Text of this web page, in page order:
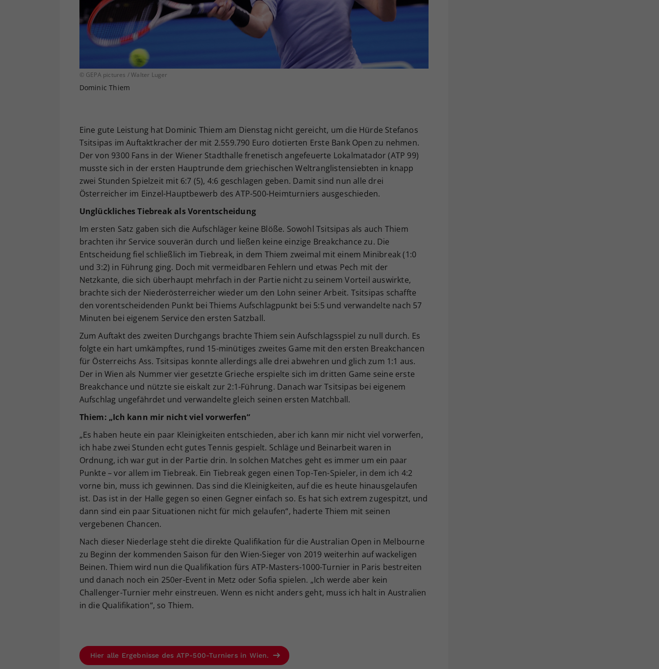
© GEPA pictures / Walter Luger
Dominic Thiem
Eine gute Leistung hat Dominic Thiem am Dienstag nicht gereicht, um die Hürde Stefanos
Tsitsipas im Auftaktkracher der mit 2.559.790 Euro dotierten Erste Bank Open zu nehmen.
Der von 9300 Fans in der Wiener Stadthalle frenetisch angefeuerte Lokalmatador (ATP 99)
musste sich in der ersten Hauptrunde dem griechischen Weltranglistensiebten in knapp
zwei Stunden Spielzeit mit 6:7 (5), 4:6 geschlagen geben. Damit sind nun alle drei
Österreicher im Einzel-Hauptbewerb des ATP-500-Heimturniers ausgeschieden.
Unglückliches Tiebreak als Vorentscheidung
Im ersten Satz gaben sich die Aufschläger keine Blöße. Sowohl Tsitsipas als auch Thiem
brachten ihr Service souverän durch und ließen keine einzige Breakchance zu. Die
Entscheidung fiel schließlich im Tiebreak, in dem Thiem zweimal mit einem Minibreak (1:0
und 3:2) in Führung ging. Doch mit vermeidbaren Fehlern und etwas Pech mit der
Netzkante, die sich überhaupt mehrfach in der Partie nicht zu seinem Vorteil auswirkte,
brachte sich der Niederösterreicher wieder um den Lohn seiner Arbeit. Tsitsipas schaffte
den vorentscheidenden Punkt bei Thiems Aufschlagpunkt bei 5:5 und verwandelte nach 57
Minuten bei eigenem Service den ersten Satzball.
Zum Auftakt des zweiten Durchgangs brachte Thiem sein Aufschlagsspiel zu null durch. Es
folgte ein hart umkämpftes, rund 15-minütiges zweites Game mit den ersten Breakchancen
für Österreichs Ass. Tsitsipas konnte allerdings alle drei abwehren und glich zum 1:1 aus.
Der in Wien als Nummer vier gesetzte Grieche erspielte sich im dritten Game seine erste
Breakchance und nützte sie eiskalt zur 2:1-Führung. Danach war Tsitsipas bei eigenem
Aufschlag ungefährdet und verwandelte gleich seinen ersten Matchball.
Thiem: „Ich kann mir nicht viel vorwerfen“
„Es haben heute ein paar Kleinigkeiten entschieden, aber ich kann mir nicht viel vorwerfen,
ich habe zwei Stunden echt gutes Tennis gespielt. Schläge und Beinarbeit waren in
Ordnung, ich war gut in der Partie drin. In solchen Matches geht es immer um ein paar
Punkte – vor allem im Tiebreak. Ein Tiebreak gegen einen Top-Ten-Spieler, in dem ich 4:2
vorne bin, muss ich gewinnen. Das sind die Kleinigkeiten, auf die es heute hinausgelaufen
ist. Das ist in der Halle gegen so einen Gegner einfach so. Es hat sich extrem zugespitzt, und
dann sind ein paar Situationen nicht für mich gelaufen“, haderte Thiem mit seinen
vergebenen Chancen.
Nach dieser Niederlage steht die direkte Qualifikation für die Australian Open in Melbourne
zu Beginn der kommenden Saison für den Wien-Sieger von 2019 weiterhin auf wackeligen
Beinen. Thiem wird nun die Qualifikation fürs ATP-Masters-1000-Turnier in Paris bestreiten
und danach noch ein 250er-Event in Metz oder Sofia spielen. „Ich werde aber kein
Challenger-Turnier mehr einstreuen. Wenn es nicht anders geht, muss ich halt in Australien
in die Qualifikation“, so Thiem.
Hier alle Ergebnisse des ATP-500-Turniers in Wien.
Ihrer vorgenommen Einstellungen, falls der
Webseiten-Betreiber dies eingestellt hat.